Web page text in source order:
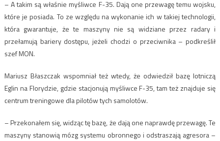
– A takim są właśnie myśliwce F-35. Dają one przewagę temu wojsku,
które je posiada. To ze względu na wykonanie ich w takiej technologii,
która gwarantuje, że te maszyny nie są widziane przez radary i
przełamują bariery dostępu, jeżeli chodzi o przeciwnika – podkreślił
szef MON.
Mariusz Błaszczak wspomniał też wtedy, że odwiedził bazę lotniczą
Eglin na Florydzie, gdzie stacjonują myśliwce F-35, tam też znajduje się
centrum treningowe dla pilotów tych samolotów.
– Przekonałem się, widząc tę bazę, że dają one naprawdę przewagę. Te
maszyny stanowią mózg systemu obronnego i odstraszają agresora –